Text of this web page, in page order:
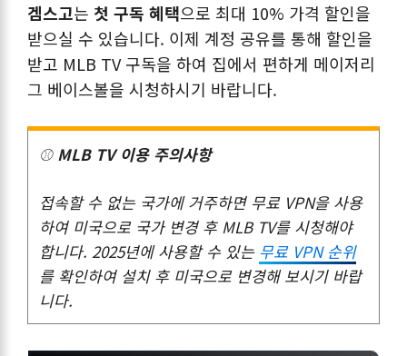
겜스고는 첫 구독 혜택으로 최대 10% 가격 할인을
받으실 수 있습니다. 이제 계정 공유를 통해 할인을
받고 MLB TV 구독을 하여 집에서 편하게 메이저리
그 베이스볼을 시청하시기 바랍니다.
⚾ MLB TV 이용 주의사항
접속할 수 없는 국가에 거주하면 무료 VPN을 사용
하여 미국으로 국가 변경 후 MLB TV를 시청해야
합니다. 2025년에 사용할 수 있는 무료 VPN 순위
를 확인하여 설치 후 미국으로 변경해 보시기 바랍
니다.